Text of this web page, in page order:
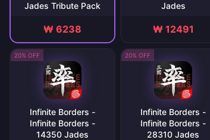
Jades Tribute Pack
₩ 6238
Jades
₩ 12491
20% OFF
Infinite Borders -
Infinite Borders -
14350 Jades
20% OFF
Infinite Borders -
Infinite Borders -
28310 Jades